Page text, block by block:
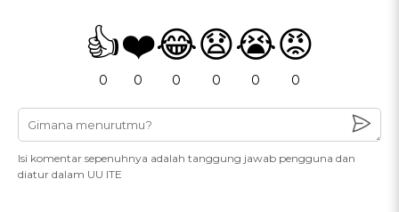
👍
0
❤️
0
😂
0
😧
0
😭
0
😡
0
Isi komentar sepenuhnya adalah tanggung jawab pengguna dan
diatur dalam UU ITE